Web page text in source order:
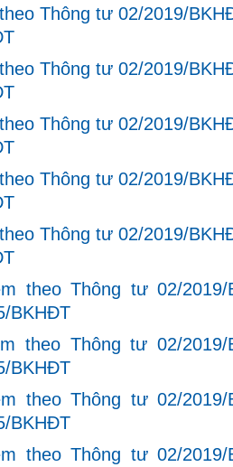
Thông tư 02/2019/
Thông tư 02/2019/
Thông tư 02/2019/
Thông tư 02/2019/
Thông tư 02/2019/
theo Thông tư 02/
BKHĐT
theo Thông tư 02/
BKHĐT
theo Thông tư 02/
BKHĐT
theo Thông tư 02/